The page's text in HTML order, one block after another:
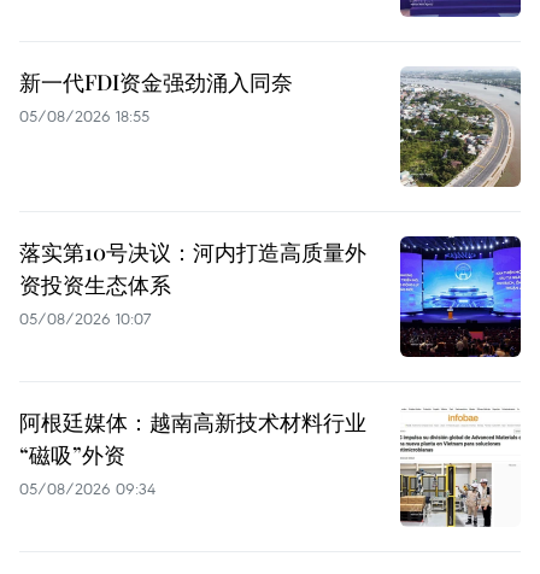
新一代FDI资金强劲涌入同奈
05/08/2026 18:55
落实第10号决议：河内打造高质量外
资投资生态体系
05/08/2026 10:07
阿根廷媒体：越南高新技术材料行业
“磁吸”外资
05/08/2026 09:34